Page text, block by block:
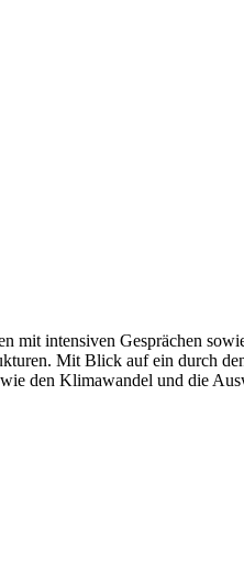
mit intensiven Gesprächen
Mit Blick auf ein durch
den Klimawandel und die